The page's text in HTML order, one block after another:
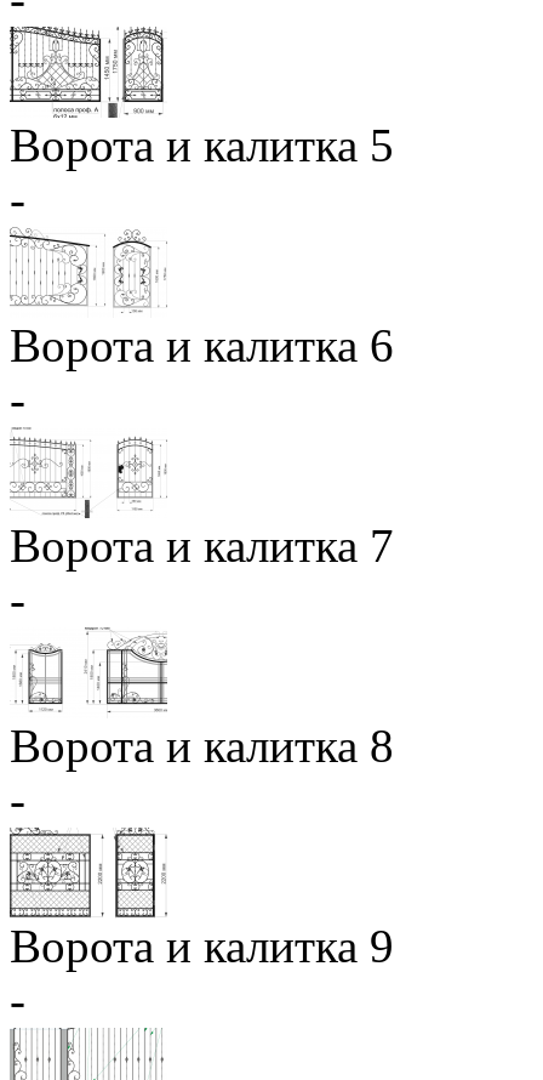
Ворота и калитка 5
-
Ворота и калитка 6
-
Ворота и калитка 7
-
Ворота и калитка 8
-
Ворота и калитка 9
-